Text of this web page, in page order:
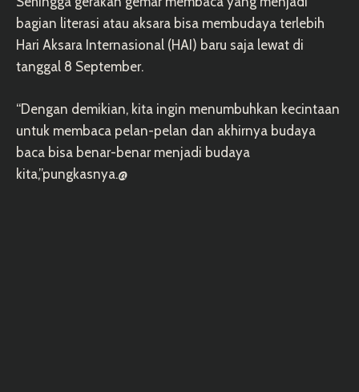
bagian literasi atau aksara bisa membudaya terlebih
Hari Aksara Internasional (HAI) baru saja lewat di
tanggal 8 September.
“Dengan demikian, kita ingin menumbuhkan kecintaan
untuk membaca pelan-pelan dan akhirnya budaya
baca bisa benar-benar menjadi budaya
kita,”pungkasnya.@